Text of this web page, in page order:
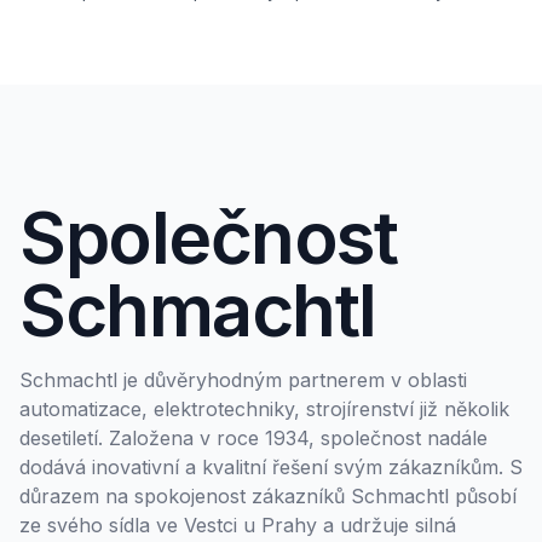
Společnost
Schmachtl
Schmachtl je důvěryhodným partnerem v oblasti
automatizace, elektrotechniky, strojírenství již několik
desetiletí. Založena v roce 1934, společnost nadále
dodává inovativní a kvalitní řešení svým zákazníkům. S
důrazem na spokojenost zákazníků Schmachtl působí
ze svého sídla ve Vestci u Prahy a udržuje silná